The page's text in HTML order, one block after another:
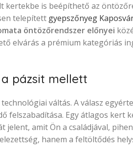
kertekbe is beépíthető az
telepített gyepszőnyeg
öntözőrendszer előnyei
elvárás a prémium kategóriás
pázsit mellett
váltás. A válasz
felszabadítása. Egy átlagos kert
amit Ön a családjával,
hanem a feltöltődés